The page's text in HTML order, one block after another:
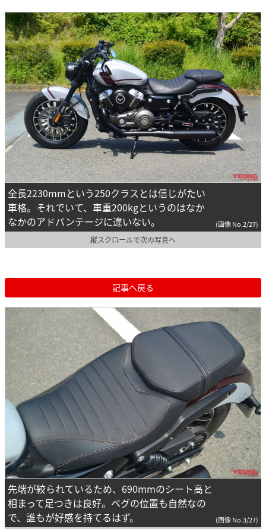
全長2230mmという250クラスとは信じがたい
車格。それでいて、車重200kgというのはなか
なかのアドバンテージに違いない。
(画像 No.2/27)
縦スクロールで次の写真へ
記事へ戻る
先端が絞られているため、690mmのシート高と
相まって足つきは良好。ペグの位置も自然なの
で、誰もが好感を持てるはず。
(画像 No.3/27)